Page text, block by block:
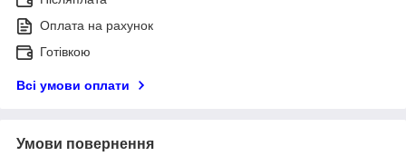
Оплата на рахунок
Готівкою
Всі умови оплати
Умови повернення